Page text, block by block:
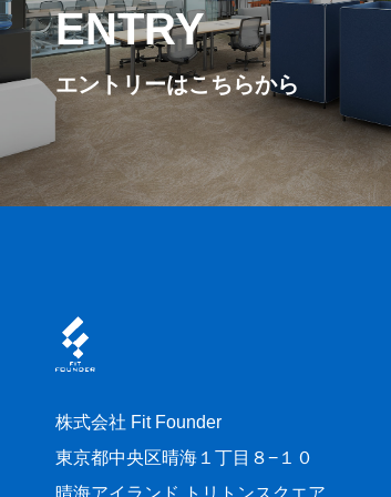
ENTRY
エントリーはこちらから
株式会社 Fit Founder
東京都中央区晴海１丁目８−１０
晴海アイランド トリトンスクエア